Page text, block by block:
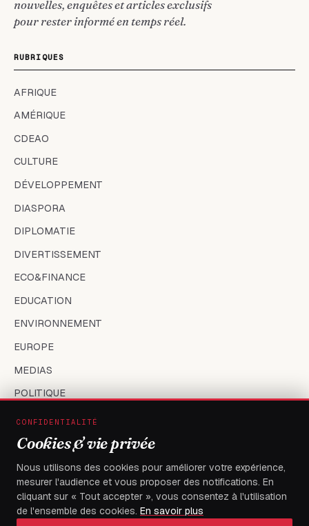
nouvelles, enquêtes et articles exclusifs
pour rester informé en temps réel.
RUBRIQUES
AFRIQUE
AMÉRIQUE
CDEAO
CULTURE
DÉVELOPPEMENT
DIASPORA
DIPLOMATIE
DIVERTISSEMENT
ECO&FINANCE
EDUCATION
ENVIRONNEMENT
EUROPE
MEDIAS
POLITIQUE
SANTÉ
SOCIÉTÉ
SPORT
TECH
TOGO
CONFIDENTIALITÉ
Cookies & vie privée
Nous utilisons des cookies pour améliorer votre expérience,
mesurer l'audience et vous proposer des notifications. En
cliquant sur « Tout accepter », vous consentez à l'utilisation
de l'ensemble des cookies. En savoir plus